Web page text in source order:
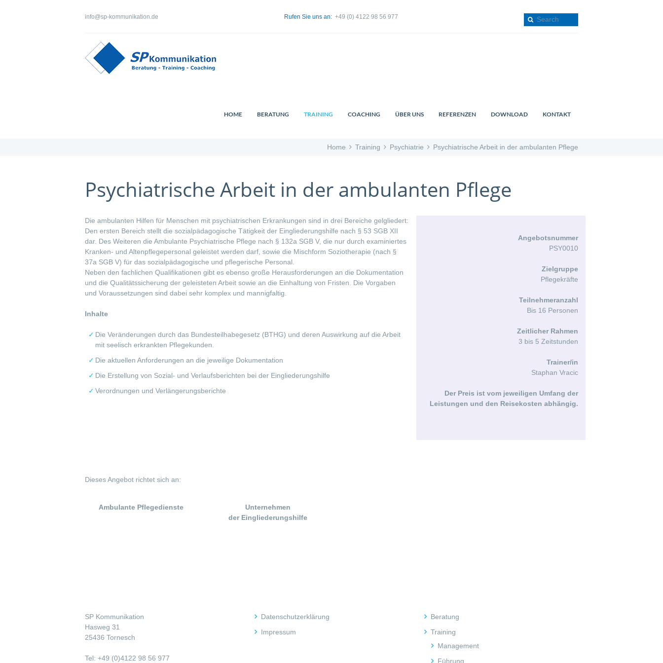
info@sp-kommunikation.de Rufen Sie uns an: +49 (0) 4122 98 56 977
HOME BERATUNG TRAINING COACHING ÜBER UNS REFERENZEN DOWNLOAD KONTAKT
Home Training Psychiatrie Psychiatrische Arbeit in der ambulanten Pflege
Psychiatrische Arbeit in der ambulanten Pflege
Die ambulanten Hilfen für Menschen mit psychiatrischen Erkrankungen sind in drei Bereiche gelgliedert:
Den ersten Bereich stellt die sozialpädagogische Tätigkeit der Eingliederungshilfe nach § 53 SGB XII
dar. Des Weiteren die Ambulante Psychiatrische Pflege nach § 132a SGB V, die nur durch examiniertes
Kranken- und Altenpflegepersonal geleistet werden darf, sowie die Mischform Soziotherapie (nach §
37a SGB V) für das sozialpädagogische und pflegerische Personal.
Neben den fachlichen Qualifikationen gibt es ebenso große Herausforderungen an die Dokumentation
und die Qualitätssicherung der geleisteten Arbeit sowie an die Einhaltung von Fristen. Die Vorgaben
und Voraussetzungen sind dabei sehr komplex und mannigfaltig.
Inhalte
Die Veränderungen durch das Bundesteilhabegesetz (BTHG) und deren Auswirkung auf die Arbeit
mit seelisch erkrankten Pflegekunden.
Die aktuellen Anforderungen an die jeweilige Dokumentation
Die Erstellung von Sozial- und Verlaufsberichten bei der Eingliederungshilfe
Verordnungen und Verlängerungsberichte
Angebotsnummer
PSY0010
Zielgruppe
Pflegekräfte
Teilnehmeranzahl
Bis 16 Personen
Zeitlicher Rahmen
3 bis 5 Zeitstunden
Trainer/in
Staphan Vracic
Der Preis ist vom jeweiligen Umfang der
Leistungen und den Reisekosten abhängig.
Dieses Angebot richtet sich an:
Ambulante Pflegedienste
Unternehmen
der Eingliederungshilfe
SP Kommunikation
Hasweg 31
25436 Tornesch
Tel: +49 (0)4122 98 56 977
Datenschutzerklärung
Impressum
Beratung
Training
Management
Führung